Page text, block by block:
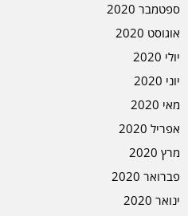
ספטמבר 2020
אוגוסט 2020
יולי 2020
יוני 2020
מאי 2020
אפריל 2020
מרץ 2020
פברואר 2020
ינואר 2020